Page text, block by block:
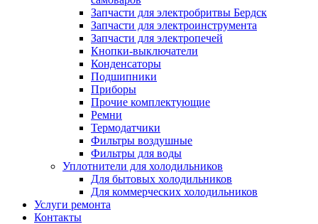
Запчасти для электробритвы Бердск
Запчасти для электроинструмента
Запчасти для электропечей
Кнопки-выключатели
Конденсаторы
Подшипники
Приборы
Прочие комплектующие
Ремни
Термодатчики
Фильтры воздушные
Фильтры для воды
Уплотнители для холодильников
Для бытовых холодильников
Для коммерческих холодильников
Услуги ремонта
Контакты